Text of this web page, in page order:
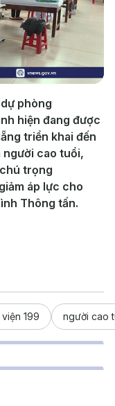
phòng
hiện đang được
triển khai đến
người cao tuổi,
trọng
áp lực cho
Thông tấn.
199 người cao